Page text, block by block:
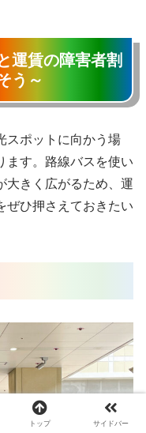
運賃の障害者割
う～
スポットに向かう場
ます。路線バスを使い
大きく広がるため、運
ぜひ押さえておきたい
トップ サイドバー